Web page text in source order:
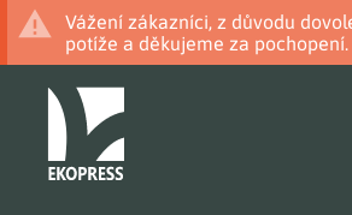
Vážení zákazníci, z důvodu
potíže a děkujeme za